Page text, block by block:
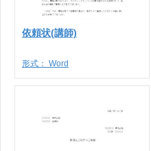
依頼状(講師)
形式： Word